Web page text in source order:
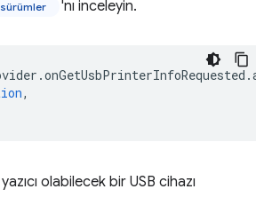
'nı inceleyin.
.onGetUsbPrinterInfoRequested .
,
olabilecek bir USB cihazı